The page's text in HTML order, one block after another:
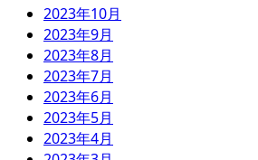
2023年10月
2023年9月
2023年8月
2023年7月
2023年6月
2023年5月
2023年4月